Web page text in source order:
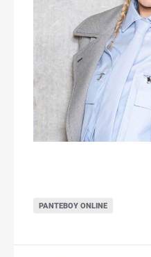
ΡΑΝΤΕΒΟΎ ONLINE